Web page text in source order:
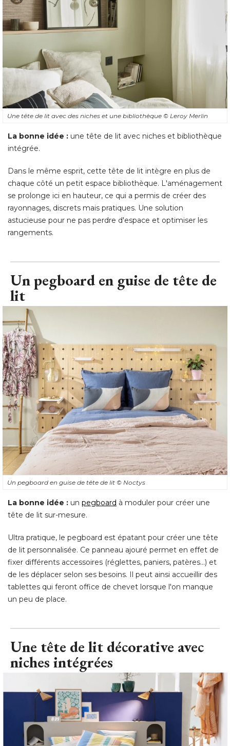
Une tête de lit avec des niches et une bibliothèque © Leroy Merlin
La bonne idée : une tête de lit avec niches et bibliothèque
intégrée.
Dans le même esprit, cette tête de lit intègre en plus de
chaque côté un petit espace bibliothèque. L'aménagement
se prolonge ici en hauteur, ce qui a permis de créer des
rayonnages, discrets mais pratiques. Une solution
astucieuse pour ne pas perdre d'espace et optimiser les
rangements.
Un pegboard en guise de tête de
lit
Un pegboard en guise de tête de lit © Noctys
La bonne idée : un pegboard à moduler pour créer une
tête de lit sur-mesure.
Ultra pratique, le pegboard est épatant pour créer une tête
de lit personnalisée. Ce panneau ajouré permet en effet de
fixer différents accessoires (réglettes, paniers, patères...) et
de les déplacer selon ses besoins. Il peut ainsi accueillir des
tablettes qui feront office de chevet lorsque l'on manque
un peu de place.
Une tête de lit décorative avec
niches intégrées